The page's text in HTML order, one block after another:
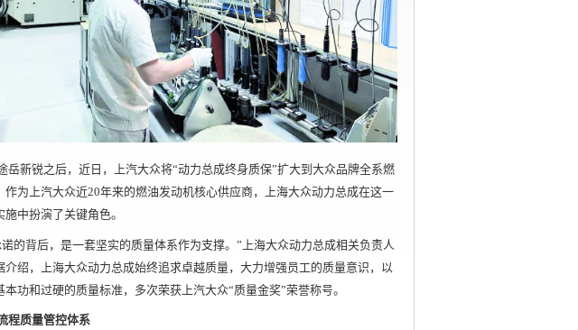
岳新锐之后，近日，上汽大众将“动力总成终身质保”扩大到大众品牌全系燃
作为上汽大众近20年来的燃油发动机核心供应商，上海大众动力总成在这一
施中扮演了关键角色。
诺的背后，是一套坚实的质量体系作为支撑。”上海大众动力总成相关负责人
介绍，上海大众动力总成始终追求卓越质量，大力增强员工的质量意识，以
本功和过硬的质量标准，多次荣获上汽大众“质量金奖”荣誉称号。
程质量管控体系